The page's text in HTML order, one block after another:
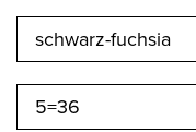
5=36